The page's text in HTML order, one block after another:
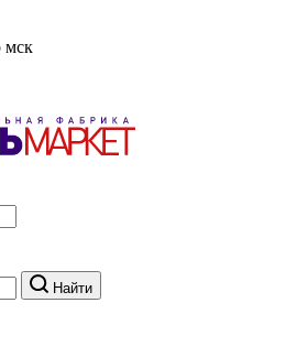
мск
Найти